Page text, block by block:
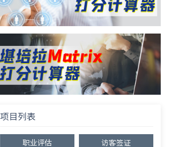
项目列表
职业评估 访客签证